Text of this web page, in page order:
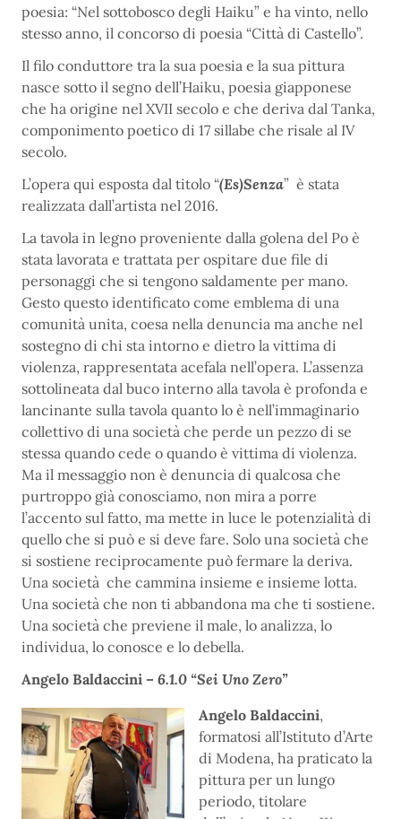
poesia: “Nel sottobosco degli Haiku” e ha vinto, nello
stesso anno, il concorso di poesia “Città di Castello”.
Il filo conduttore tra la sua poesia e la sua pittura
nasce sotto il segno dell’Haiku, poesia giapponese
che ha origine nel XVII secolo e che deriva dal Tanka,
componimento poetico di 17 sillabe che risale al IV
secolo.
L’opera qui esposta dal titolo “(Es)Senza” è stata
realizzata dall’artista nel 2016.
La tavola in legno proveniente dalla golena del Po è
stata lavorata e trattata per ospitare due file di
personaggi che si tengono saldamente per mano.
Gesto questo identificato come emblema di una
comunità unita, coesa nella denuncia ma anche nel
sostegno di chi sta intorno e dietro la vittima di
violenza, rappresentata acefala nell’opera. L’assenza
sottolineata dal buco interno alla tavola è profonda e
lancinante sulla tavola quanto lo è nell’immaginario
collettivo di una società che perde un pezzo di se
stessa quando cede o quando è vittima di violenza.
Ma il messaggio non è denuncia di qualcosa che
purtroppo già conosciamo, non mira a porre
l’accento sul fatto, ma mette in luce le potenzialità di
quello che si può e si deve fare. Solo una società che
si sostiene reciprocamente può fermare la deriva.
Una società che cammina insieme e insieme lotta.
Una società che non ti abbandona ma che ti sostiene.
Una società che previene il male, lo analizza, lo
individua, lo conosce e lo debella.
Angelo Baldaccini – 6.1.0 “Sei Uno Zero”
Angelo Baldaccini,
formatosi all’Istituto d’Arte
di Modena, ha praticato la
pittura per un lungo
periodo, titolare